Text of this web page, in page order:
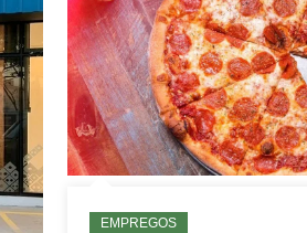
EMPREGOS